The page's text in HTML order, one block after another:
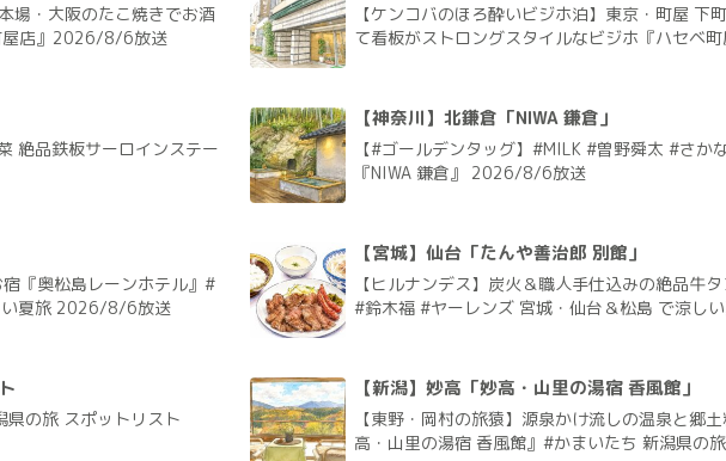
場・大阪のたこ焼きでお酒
屋店』2026/8/6放送
【ケンコバのほろ酔いビジホ泊】東京・町屋 下
て看板がストロングスタイルなビジホ『ハセベ
絶品鉄板サーロインステー
【神奈川】北鎌倉「NIWA 鎌倉」
【#ゴールデンタッグ】#MILK #曽野舜太 #さか
『NIWA 鎌倉』 2026/8/6放送
『奥松島レーンホテル』#
い夏旅 2026/8/6放送
【宮城】仙台「たんや善治郎 別館」
【ヒルナンデス】炭火＆職人手仕込みの絶品牛
#鈴木福 #ヤーレンズ 宮城・仙台＆松島 で涼し
県の旅 スポットリスト
【新潟】妙高「妙高・山里の湯宿 香風館」
【東野・岡村の旅猿】源泉かけ流しの温泉と郷
高・山里の湯宿 香風館』#かまいたち 新潟県